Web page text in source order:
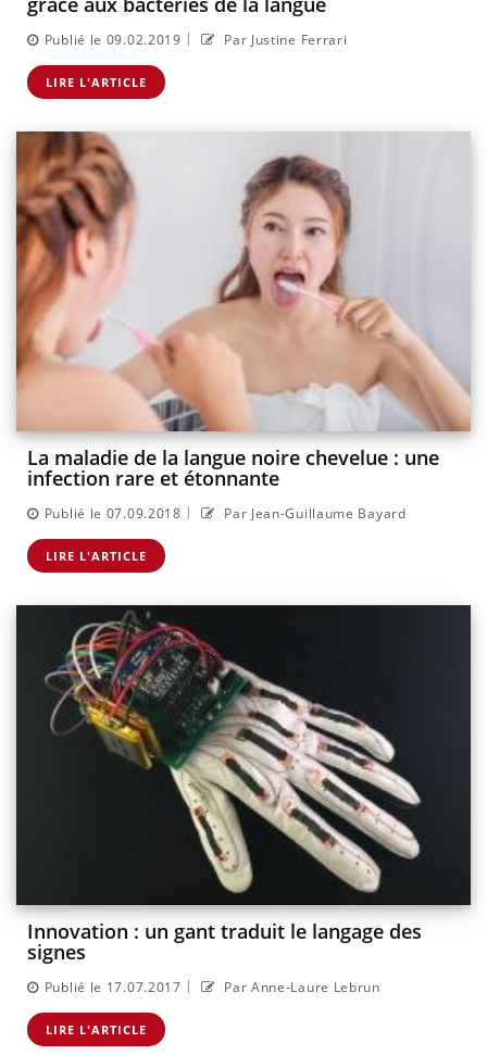
Publié le 09.02.2019 | Par Justine Ferrari
LIRE L'ARTICLE
La maladie de la langue noire chevelue : une
infection rare et étonnante
Publié le 07.09.2018 | Par Jean-Guillaume Bayard
LIRE L'ARTICLE
Innovation : un gant traduit le langage des
signes
Publié le 17.07.2017 | Par Anne-Laure Lebrun
LIRE L'ARTICLE